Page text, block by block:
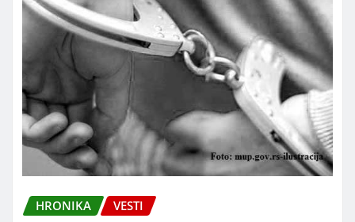
HRONIKA VESTI